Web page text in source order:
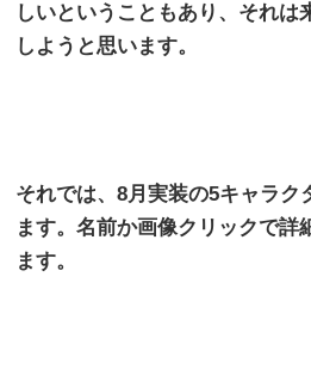
しいということもあり、それは
しようと思います。
それでは、8月実装の5キャラク
ます。名前か画像クリックで詳
ます。